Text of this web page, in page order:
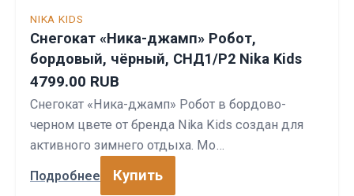
NIKA KIDS
Снегокат «Ника-джамп» Робот,
бордовый, чёрный, СНД1/Р2 Nika Kids
4799.00 RUB
Снегокат «Ника-джамп» Робот в бордово-
черном цвете от бренда Nika Kids создан для
активного зимнего отдыха. Мо…
Подробнее Купить